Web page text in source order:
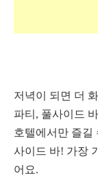
저녁이 되면 더
파티, 풀사이드
호텔에서만 즐길
사이드 바! 가장
어요.